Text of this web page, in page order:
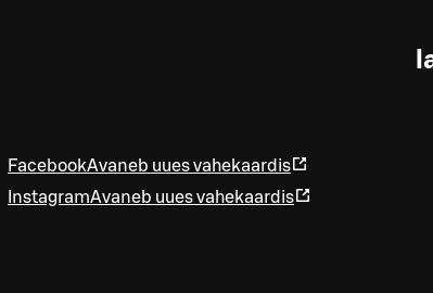
FacebookAvaneb uues vahekaardis
InstagramAvaneb uues vahekaardis